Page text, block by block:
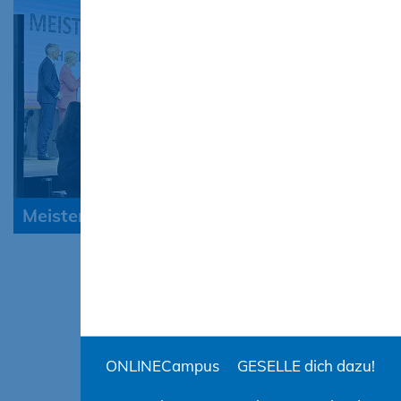
Meisterfeier der HWK 2026 in Wismar
ONLINECampus GESELLE dich dazu!